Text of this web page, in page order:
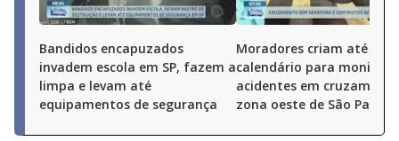
Bandidos encapuzados
invadem escola em SP, fazem a
limpa e levam até
equipamentos de segurança
Moradores criam até
calendário para
acidentes em
zona oeste de São Paulo